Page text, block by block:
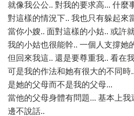
就像我公公.. 對我的要求高... 什麼
對這樣的情況下.. 我也只有躲起來
當你小嫂.. 面對這樣的小姑.. 或許
我的小姑也很能幹.. 一個人支撐她
但回來我這.. 還是要尊重我.. 看在
可是我的作法和她有很大的不同時
是她的父母而不是我的父母...
當他的父母身體有問題... 基本上
邊不說話..